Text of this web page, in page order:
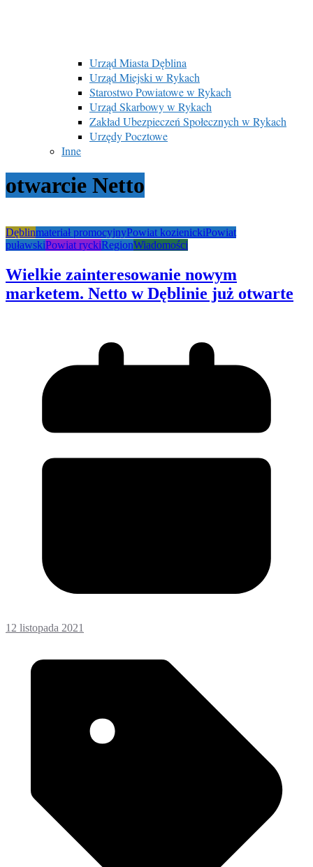
Urząd Miasta Dęblina
Urząd Miejski w Rykach
Starostwo Powiatowe w Rykach
Urząd Skarbowy w Rykach
Zakład Ubezpieczeń Społecznych w Rykach
Urzędy Pocztowe
Inne
otwarcie Netto
Dęblinmateriał promocyjnyPowiat kozienickiPowiat
puławskiPowiat ryckiRegionWiadomości
Wielkie zainteresowanie nowym
marketem. Netto w Dęblinie już otwarte
12 listopada 2021